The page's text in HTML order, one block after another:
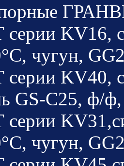
KV16,
чугун,
KV40,
GS-C25, ф/
чугун,